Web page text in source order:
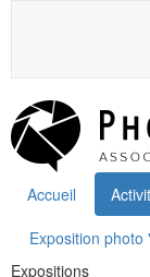
Accueil
Exposition
Expositions